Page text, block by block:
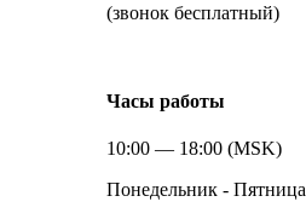
(звонок бесплатный)
Часы работы
10:00 — 18:00 (MSK)
Понедельник - Пятница